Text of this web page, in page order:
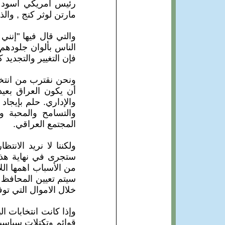
رئيس أمريكي أسود
مارتن لوثر كنج ,
والتي قال فيها
الناس بألوان
فإن التغيير
ونحن نقترب من
أن يكون العراق
والإداري. حلم
والتسامح والمحبة
المجتمع العراقي.
ولكننا لا نريد
ستجرى في نهاية
من الأسباب اهمها
سيتم تعيين
خلال الاموال التي
قوائم وتكتلات